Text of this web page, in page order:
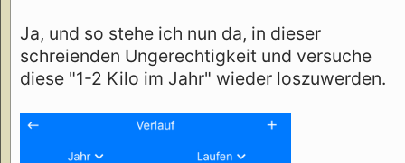
Ja, und so stehe ich nun da, in dieser
schreienden Ungerechtigkeit und versuche
diese "1-2 Kilo im Jahr" wieder loszuwerden.